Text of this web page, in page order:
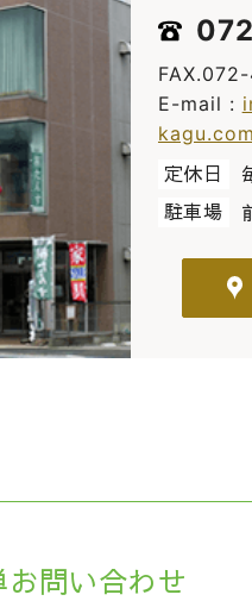
E-mail :
kagu.com
定休日
駐車場
問い合わせ